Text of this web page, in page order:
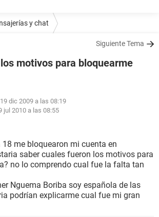
y chat
Siguiente Tema
motivos para bloquearme
dic 2009 a las 08:19
jul 2010 a las 08:55
me bloquearon mi cuenta en
saber cuales fueron los motivos para
no lo comprendo cual fue la falta tan
Nguema Boriba soy española de las
podrían explicarme cual fue mi gran